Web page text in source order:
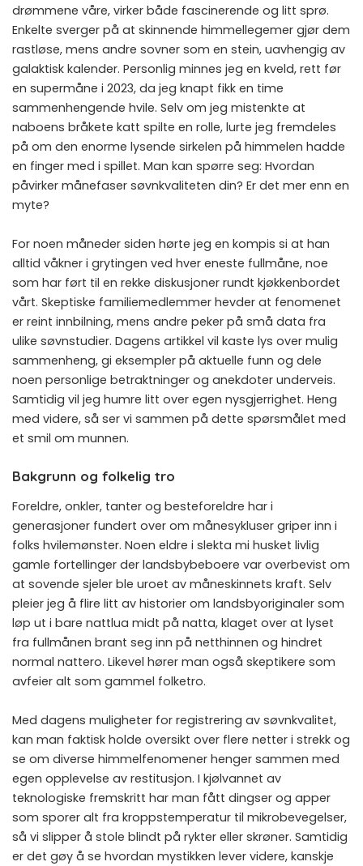
drømmene våre, virker både fascinerende og litt sprø.
Enkelte sverger på at skinnende himmellegemer gjør dem
rastløse, mens andre sovner som en stein, uavhengig av
galaktisk kalender. Personlig minnes jeg en kveld, rett før
en supermåne i 2023, da jeg knapt fikk en time
sammenhengende hvile. Selv om jeg mistenkte at
naboens bråkete katt spilte en rolle, lurte jeg fremdeles
på om den enorme lysende sirkelen på himmelen hadde
en finger med i spillet. Man kan spørre seg: Hvordan
påvirker månefaser søvnkvaliteten din? Er det mer enn en
myte?
For noen måneder siden hørte jeg en kompis si at han
alltid våkner i grytingen ved hver eneste fullmåne, noe
som har ført til en rekke diskusjoner rundt kjøkkenbordet
vårt. Skeptiske familiemedlemmer hevder at fenomenet
er reint innbilning, mens andre peker på små data fra
ulike søvnstudier. Dagens artikkel vil kaste lys over mulig
sammenheng, gi eksempler på aktuelle funn og dele
noen personlige betraktninger og anekdoter underveis.
Samtidig vil jeg humre litt over egen nysgjerrighet. Heng
med videre, så ser vi sammen på dette spørsmålet med
et smil om munnen.
Bakgrunn og folkelig tro
Foreldre, onkler, tanter og besteforeldre har i
generasjoner fundert over om månesykluser griper inn i
folks hvilemønster. Noen eldre i slekta mi husket livlig
gamle fortellinger der landsbybeboere var overbevist om
at sovende sjeler ble uroet av måneskinnets kraft. Selv
pleier jeg å flire litt av historier om landsbyoriginaler som
løp ut i bare nattlua midt på natta, klaget over at lyset
fra fullmånen brant seg inn på netthinnen og hindret
normal nattero. Likevel hører man også skeptikere som
avfeier alt som gammel folketro.
Med dagens muligheter for registrering av søvnkvalitet,
kan man faktisk holde oversikt over flere netter i strekk og
se om diverse himmelfenomener henger sammen med
egen opplevelse av restitusjon. I kjølvannet av
teknologiske fremskritt har man fått dingser og apper
som sporer alt fra kroppstemperatur til mikrobevegelser,
så vi slipper å stole blindt på rykter eller skrøner. Samtidig
er det gøy å se hvordan mystikken lever videre, kanskje